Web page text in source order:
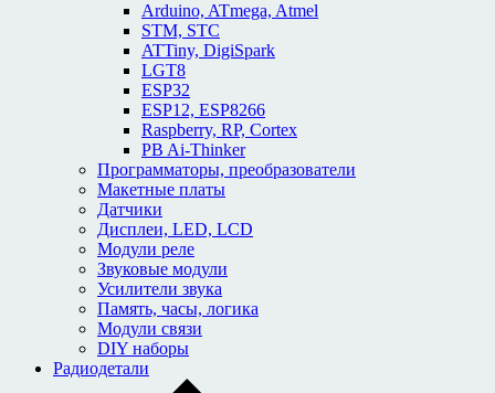
Arduino, ATmega, Atmel
STM, STC
ATTiny, DigiSpark
LGT8
ESP32
ESP12, ESP8266
Raspberry, RP, Cortex
PB Ai-Thinker
Программаторы, преобразователи
Макетные платы
Датчики
Дисплеи, LED, LCD
Модули реле
Звуковые модули
Усилители звука
Память, часы, логика
Модули связи
DIY наборы
Радиодетали